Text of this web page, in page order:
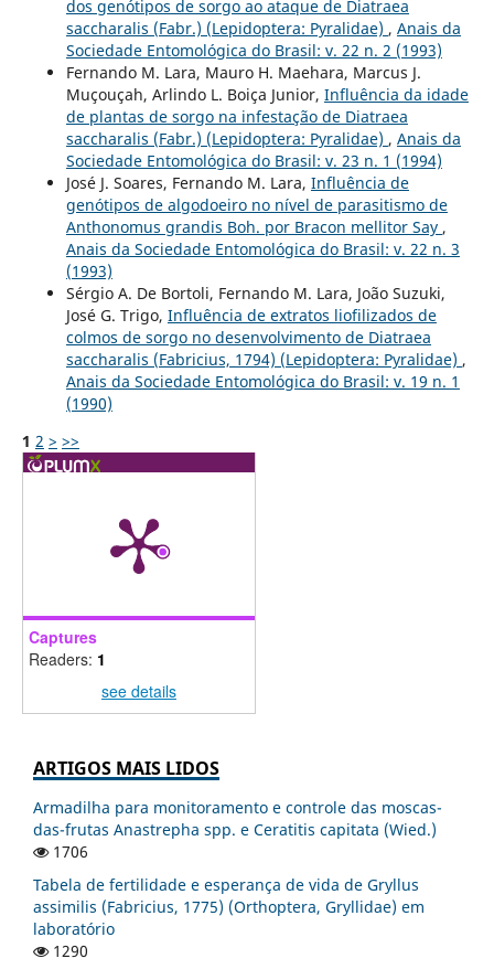
dos genótipos de sorgo ao ataque de Diatraea
saccharalis (Fabr.) (Lepidoptera: Pyralidae) , Anais da
Sociedade Entomológica do Brasil: v. 22 n. 2 (1993)
Fernando M. Lara, Mauro H. Maehara, Marcus J.
Muçouçah, Arlindo L. Boiça Junior, Influência da idade
de plantas de sorgo na infestação de Diatraea
saccharalis (Fabr.) (Lepidoptera: Pyralidae) , Anais da
Sociedade Entomológica do Brasil: v. 23 n. 1 (1994)
José J. Soares, Fernando M. Lara, Influência de
genótipos de algodoeiro no nível de parasitismo de
Anthonomus grandis Boh. por Bracon mellitor Say ,
Anais da Sociedade Entomológica do Brasil: v. 22 n. 3
(1993)
Sérgio A. De Bortoli, Fernando M. Lara, João Suzuki,
José G. Trigo, Influência de extratos liofilizados de
colmos de sorgo no desenvolvimento de Diatraea
saccharalis (Fabricius, 1794) (Lepidoptera: Pyralidae) ,
Anais da Sociedade Entomológica do Brasil: v. 19 n. 1
(1990)
1 2 > >>
Captures
Readers: 1
see details
ARTIGOS MAIS LIDOS
Armadilha para monitoramento e controle das moscas-
das-frutas Anastrepha spp. e Ceratitis capitata (Wied.)
1706
Tabela de fertilidade e esperança de vida de Gryllus
assimilis (Fabricius, 1775) (Orthoptera, Gryllidae) em
laboratório
1290